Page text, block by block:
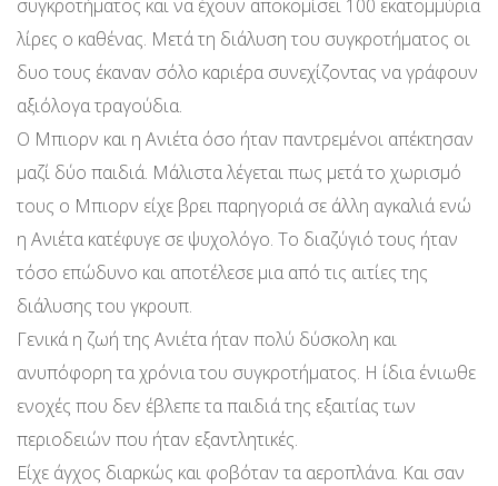
συγκροτήματος και να έχουν αποκομίσει 100 εκατομμύρια
λίρες ο καθένας. Μετά τη διάλυση του συγκροτήματος οι
δυο τους έκαναν σόλο καριέρα συνεχίζοντας να γράφουν
αξιόλογα τραγούδια.
Ο Μπιορν και η Ανιέτα όσο ήταν παντρεμένοι απέκτησαν
μαζί δύο παιδιά. Μάλιστα λέγεται πως μετά το χωρισμό
τους ο Μπιορν είχε βρει παρηγοριά σε άλλη αγκαλιά ενώ
η Ανιέτα κατέφυγε σε ψυχολόγο. Το διαζύγιό τους ήταν
τόσο επώδυνο και αποτέλεσε μια από τις αιτίες της
διάλυσης του γκρουπ.
Γενικά η ζωή της Ανιέτα ήταν πολύ δύσκολη και
ανυπόφορη τα χρόνια του συγκροτήματος. Η ίδια ένιωθε
ενοχές που δεν έβλεπε τα παιδιά της εξαιτίας των
περιοδειών που ήταν εξαντλητικές.
Είχε άγχος διαρκώς και φοβόταν τα αεροπλάνα. Και σαν